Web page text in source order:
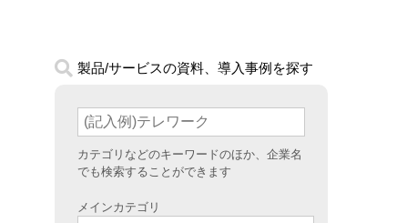
製品/サービスの資料、導入事例を探す
カテゴリなどのキーワードのほか、企業名
でも検索することができます
メインカテゴリ